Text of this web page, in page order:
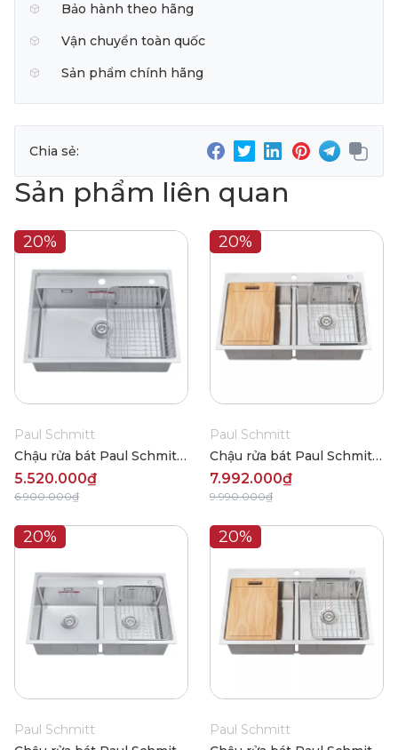
Bảo hành theo hãng
Vận chuyển toàn quốc
Sản phẩm chính hãng
Chia sẻ:
Sản phẩm liên quan
20%
Paul Schmitt
Chậu rửa bát Paul Schmitt
PA7050-TDA
5.520.000₫
6.900.000₫
20%
Paul Schmitt
Chậu rửa bát Paul Schmitt
PA8250-TD
7.992.000₫
9.990.000₫
20%
Paul Schmitt
20%
Paul Schmitt